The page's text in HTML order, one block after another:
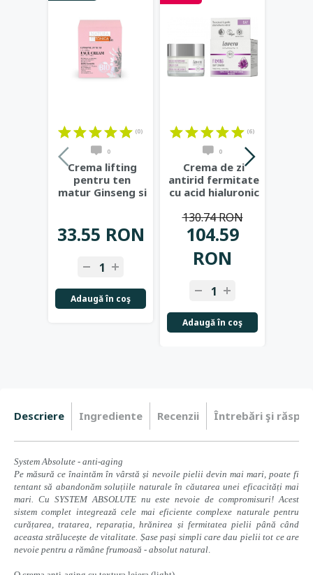
(0)
0
Crema lifting
pentru ten
matur Ginseng si
33.55 RON
Adaugă în coş
(6)
0
Crema de zi
antirid fermitate
cu acid hialuronic
104.59
RON
130.74 RON
Adaugă în coş
Descriere Ingrediente Recenzii Întrebări şi
System Absolute - anti-aging
Pe măsură ce înaintăm în vârstă și nevoile pielii devin mai mari, poate fi
tentant să abandonămsoluțiile naturale în căutarea unei eficacități mai
mari. Cu SYSTEM ABSOLUTE nu este nevoie de compromisuri! Acest
sistem complet integrează cele mai eficiente complexe naturale pentru
curățarea, tratarea, reparația, hrănirea și fermitatea pielii până când
aceasta strălucește de vitalitate. Șase pași simpli care dau pielii tot ce are
nevoie pentru a rămâne frumoasă - absolut natural.